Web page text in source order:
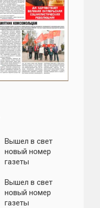
Вышел в свет
новый номер
газеты
правда"
Вышел в свет
новый номер
газеты